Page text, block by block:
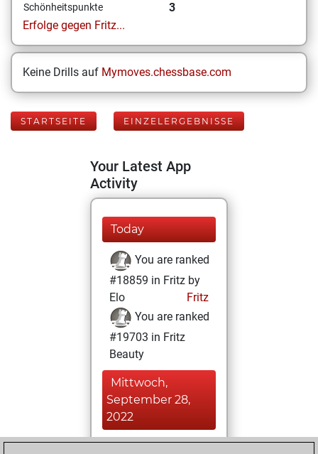
Schönheitspunkte
3
Erfolge gegen Fritz...
Keine Drills auf Mymoves.chessbase.com
STARTSEITE EINZELERGEBNISSE
Your Latest App
Activity
Today
You are ranked
#18859 in Fritz by
Elo
Fritz
You are ranked
#19703 in Fritz
Beauty
Mittwoch,
September 28,
2022